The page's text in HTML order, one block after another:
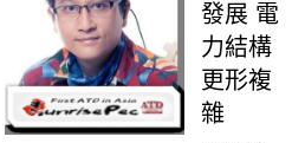
發展 電
力結構
更形複
雜